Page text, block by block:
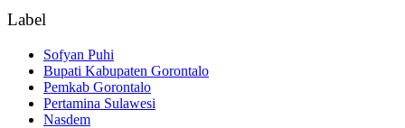
Label
Sofyan Puhi
Bupati Kabupaten Gorontalo
Pemkab Gorontalo
Pertamina Sulawesi
Nasdem